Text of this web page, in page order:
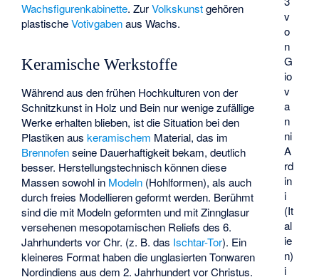
v
o
n
G
io
v
a
n
ni
A
rd
in
i
(It
al
ie
n)
i
Wachsfigurenkabinette. ZurVolkskunstgehören
plastischeVotivgabenaus Wachs.
Keramische Werkstoffe
Während aus den frühen Hochkulturen von der
Schnitzkunst in Holz und Bein nur wenige zufällige
Werke erhalten blieben, ist die Situation bei den
Plastiken auskeramischem Material, das im
Brennofenseine Dauerhaftigkeit bekam, deutlich
besser. Herstellungstechnisch können diese
Massen sowohl in Modeln (Hohlformen), als auch
durch freies Modellieren geformt werden. Berühmt
sind die mit Modeln geformten und mit Zinnglasur
versehenen mesopotamischen Reliefs des 6.
Jahrhunderts vor Chr. (z. B. das Ischtar-Tor). Ein
kleineres Format haben die unglasierten Tonwaren
Nordindiens aus dem 2. Jahrhundert vor Christus.